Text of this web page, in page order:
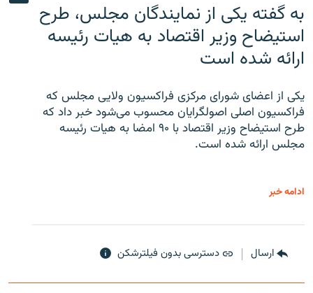
به گفته یکی از نمایندگان مجلس، طرح
استیضاح وزیر اقتصاد به هیات رئیسه
ارائه شده است
یکی از اعضای شورای مرکزی فراکسیون ولایی مجلس که
فراکسیون اصلی اصولگرایان محسوب می‌شود خبر داد که
طرح استیضاح وزیر اقتصاد با ۹۰ امضا به هیات رئیسه
مجلس ارائه شده است.
ادامه خبر
ارسال دسترسی بدون فیلترشکن